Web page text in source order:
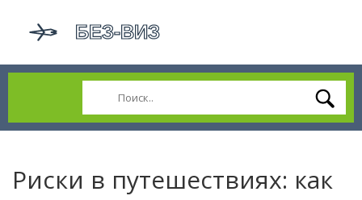
Риски в путешествиях: как